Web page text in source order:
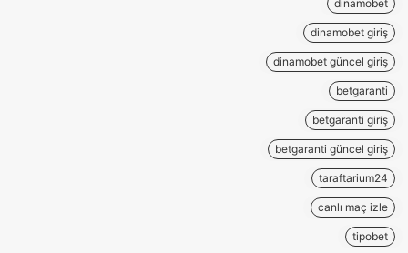
dinamobet
dinamobet giriş
dinamobet güncel giriş
betgaranti
betgaranti giriş
betgaranti güncel giriş
taraftarium24
canlı maç izle
tipobet